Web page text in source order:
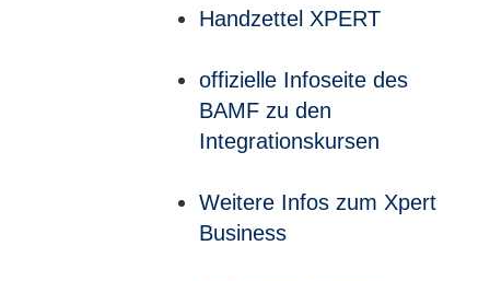
Handzettel XPERT
offizielle Infoseite des
BAMF zu den
Integrationskursen
Weitere Infos zum Xpert
Business